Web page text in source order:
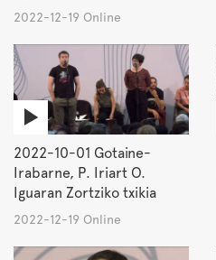
2022-12-19 Online
2022-10-01 Gotaine-
Irabarne, P. Iriart O.
Iguaran Zortziko txikia
2022-12-19 Online